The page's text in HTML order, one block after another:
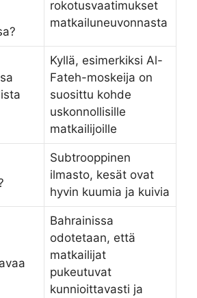
rokotusvaatimukset
matkailuneuvonnasta
Kyllä, esimerkiksi Al-
Fateh-moskeija on
suosittu kohde
uskonnollisille
matkailijoille
Subtrooppinen
ilmasto, kesät ovat
hyvin kuumia ja kuivia
Bahrainissa
odotetaan, että
matkailijat
pukeutuvat
kunnioittavasti ja